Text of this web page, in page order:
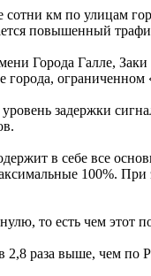
км по улицам
повышенный
Города Галле,
города,
задержки
в себе все
100%. При
то есть чем этот
2,8 раза выше, чем по